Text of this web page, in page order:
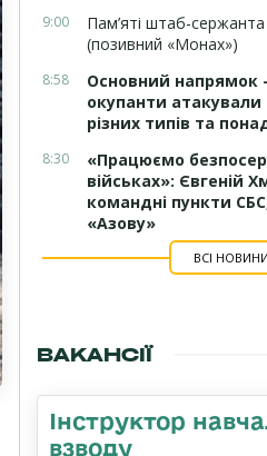
9:00
Пам’яті штаб-
(позивний «Монах»)
8:58
Основний
окупанти атакували
різних типів та
8:30
«Працюємо
військах»: Євгеній
командні пункти
«Азову»
ВСІ НОВИНИ
ВАКАНСІЇ
Інструктор
взводу